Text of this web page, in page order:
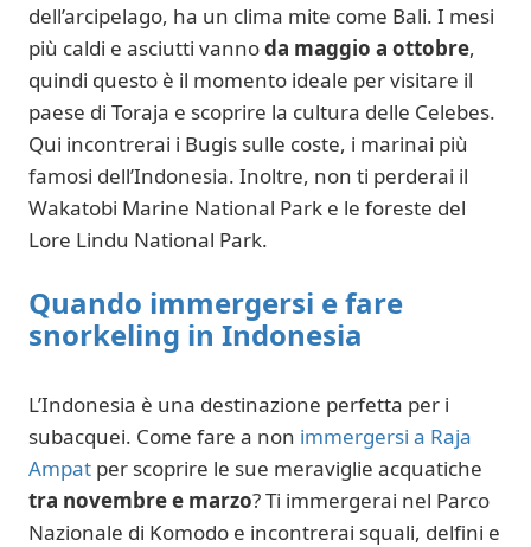
dell’arcipelago, ha un clima mite come Bali. I mesi
più caldi e asciutti vannoda maggio a ottobre,
quindi questo è il momento ideale per visitare il
paese di Toraja e scoprire la cultura delle Celebes.
Qui incontrerai i Bugis sulle coste, i marinai più
famosi dell’Indonesia. Inoltre, non ti perderai il
Wakatobi Marine National Park e le foreste del
Lore Lindu National Park.
Quando immergersi e fare
snorkeling in Indonesia
L’Indonesia è una destinazione perfetta per i
subacquei. Come fare a non immergersi a Raja
Ampat per scoprire le sue meraviglie acquatiche
tra novembre e marzo? Ti immergerai nel Parco
Nazionale di Komodo e incontrerai squali, delfini e